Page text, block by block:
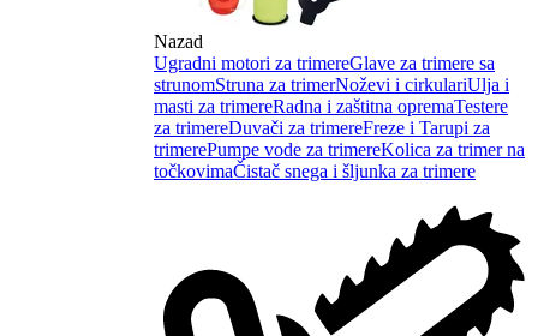
Nazad
Ugradni motori za trimereGlave za trimere sa
strunomStruna za trimerNoževi i cirkulariUlja i
masti za trimereRadna i zaštitna opremaTestere
za trimereDuvači za trimereFreze i Tarupi za
trimerePumpe vode za trimereKolica za trimer na
točkovimaČistač snega i šljunka za trimere